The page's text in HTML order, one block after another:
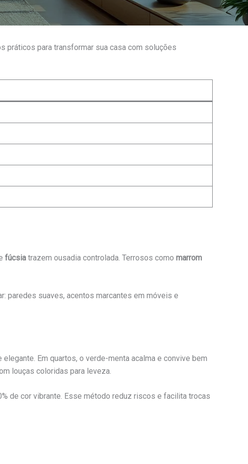
práticos para transformar sua casa com soluções
fúcsia trazem ousadia controlada. Terrosos como marrom
paredes suaves, acentos marcantes em móveis e
Em quartos, o verde-menta acalma e convive bem
louças coloridas para leveza.
de cor vibrante. Esse método reduz riscos e facilita trocas